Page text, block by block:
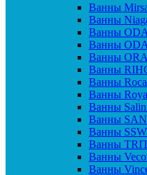
Ванны
Ванны
Ванны ODA
Ванны
Ванны
Ванны
Ванны Roca
Ванны
Ванны
Ванны
Ванны
Ванны
Ванны
Ванны